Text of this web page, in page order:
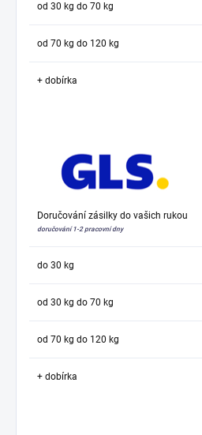
od 30 kg do 70 kg
od 70 kg do 120 kg
+ dobírka
Doručování zásilky do vašich rukou
doručování 1-2 pracovní dny
do 30 kg
od 30 kg do 70 kg
od 70 kg do 120 kg
+ dobírka